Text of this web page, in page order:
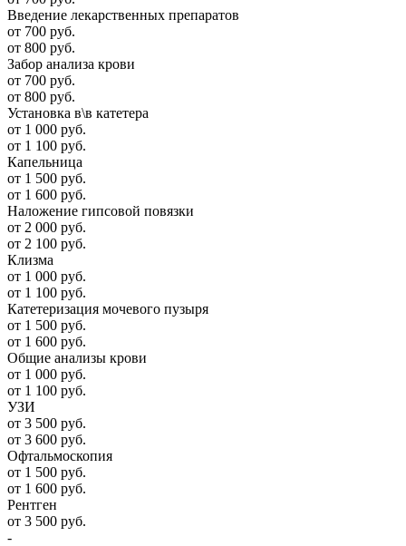
Введение лекарственных препаратов
от 700 руб.
от 800 руб.
Забор анализа крови
от 700 руб.
от 800 руб.
Установка в\в катетера
от 1 000 руб.
от 1 100 руб.
Капельница
от 1 500 руб.
от 1 600 руб.
Наложение гипсовой повязки
от 2 000 руб.
от 2 100 руб.
Клизма
от 1 000 руб.
от 1 100 руб.
Катетеризация мочевого пузыря
от 1 500 руб.
от 1 600 руб.
Общие анализы крови
от 1 000 руб.
от 1 100 руб.
УЗИ
от 3 500 руб.
от 3 600 руб.
Офтальмоскопия
от 1 500 руб.
от 1 600 руб.
Рентген
от 3 500 руб.
-